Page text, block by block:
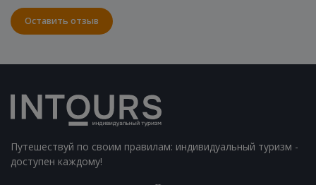
Оставить отзыв
Путешествуй по своим правилам: индивидуальный туризм -
доступен каждому!